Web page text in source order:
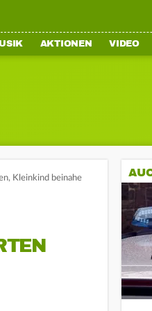
AKTIONEN VIDEO
Kleinkind beinahe